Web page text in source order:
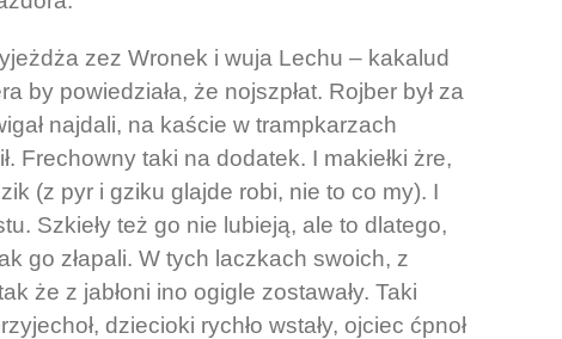
zez Wronek i wuja Lechu – kakalud
by powiedziała, że nojszpłat. Rojber był za
najdali, na kaście w trampkarzach
Frechowny taki na dodatek. I makiełki żre,
(z pyr i gziku glajde robi, nie to co my). I
Szkieły też go nie lubieją, ale to dlatego,
go złapali. W tych laczkach swoich, z
że z jabłoni ino ogigle zostawały. Taki
dziecioki rychło wstały, ojciec ćpnoł